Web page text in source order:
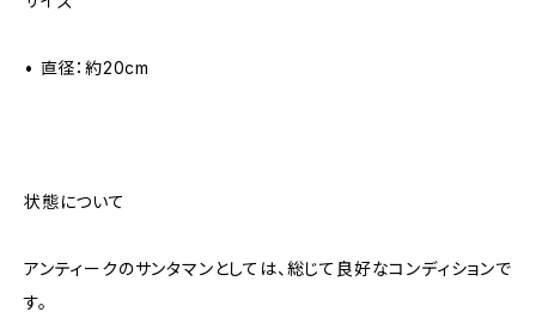
• 直径：約20cm
状態について
アンティークのサンタマンとしては、総じて良好なコンディションで
す。